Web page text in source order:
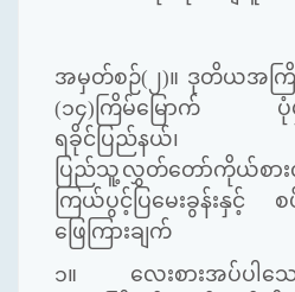
အမှတ်စဉ်(၂)။ ဒုတိယအက
(၁၄) ကြိမ်မြောက် ပုံမှ
ရခိုင်ပြည်နယ်၊ ရမ်
ပြည်သူ့လွှတ်တော်ကိုယ်စာ
ကြယ်ပွင့်ပြမေးခွန်းနှင့်
ဖြေကြားချက်
၁။ လေးစားအပ်ပါသ